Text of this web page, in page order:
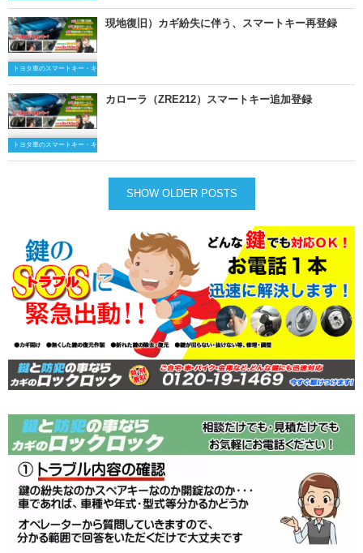
トヨタ車のスマートキー・キーレスキー
現地復旧）カギ紛失に伴う、スマートキー再登録
トヨタ車のスマートキー・キーレスキー
カローラ（ZRE212）スマートキー追加登録
SHOW OLDER POSTS